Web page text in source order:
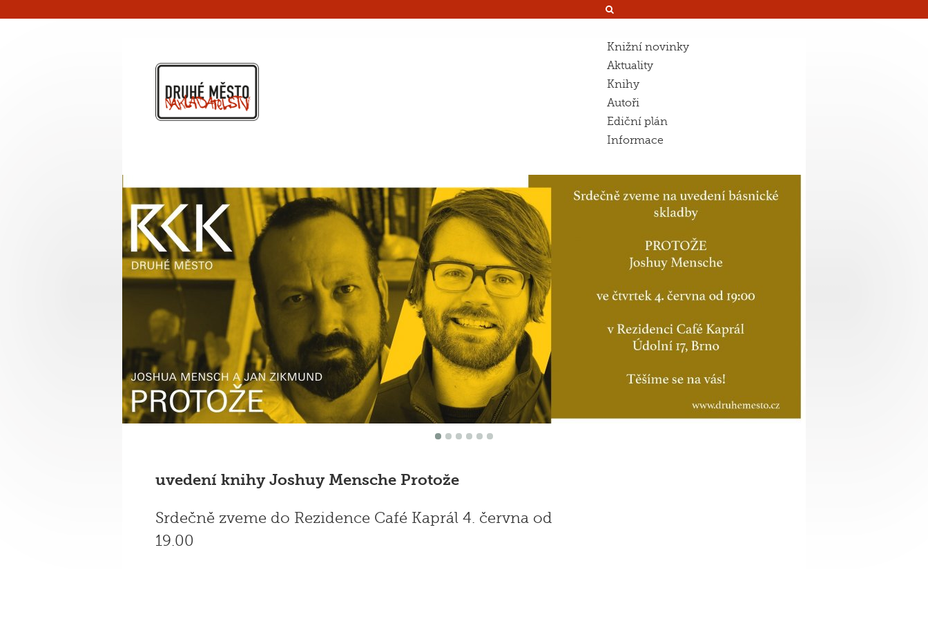
Knižní novinky
Aktuality
Knihy
Autoři
Ediční plán
Informace
uvedení knihy Joshuy Mensche Protože
Srdečně zveme do Rezidence Café Kaprál 4. června od
19.00